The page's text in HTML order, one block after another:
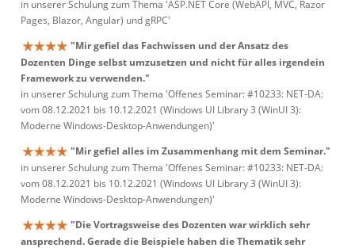
in unserer Schulung zum Thema 'ASP.NET Core (WebAPI, MVC, Razor
Pages, Blazor, Angular) und gRPC'
"Mir gefiel das Fachwissen und der Ansatz des
Dozenten Dinge selbst umzusetzen und nicht für alles irgendein
Framework zu verwenden."
in unserer Schulung zum Thema 'Offenes Seminar: #10233: NET-DA:
vom 08.12.2021 bis 10.12.2021 (Windows UI Library 3 (WinUI 3):
Moderne Windows-Desktop-Anwendungen)'
"Mir gefiel alles im Zusammenhang mit dem Seminar."
in unserer Schulung zum Thema 'Offenes Seminar: #10233: NET-DA:
vom 08.12.2021 bis 10.12.2021 (Windows UI Library 3 (WinUI 3):
Moderne Windows-Desktop-Anwendungen)'
"Die Vortragsweise des Dozenten war wirklich sehr
ansprechend. Gerade die Beispiele haben die Thematik sehr